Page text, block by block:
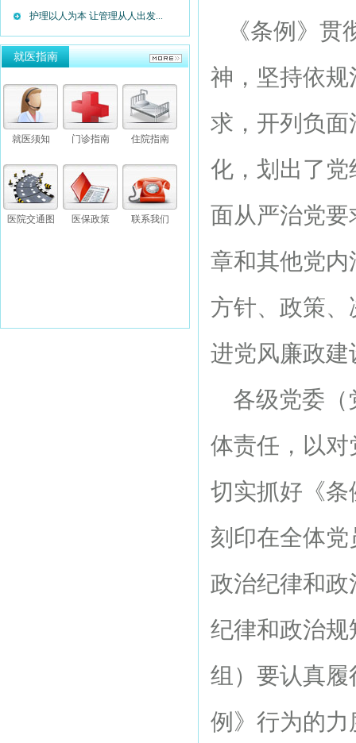
护理以人为本 让管理从人出发...
就医指南
就医须知 门诊指南 住院指南
医院交通图 医保政策 联系我们
《条例》贯
神，坚持依
求，开列负
化，划出了
面从严治党
章和其他党
方针、政策
进党风廉政
各级党委（
体责任，以
切实抓好《
刻印在全体
政治纪律和
纪律和政治
组）要认真
例》行为的